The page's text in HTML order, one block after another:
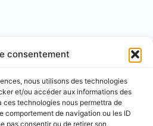
consentement
nous utilisons des technologies
et/ou accéder aux informations des
ces technologies nous permettra de
comportement de navigation ou les ID
pas consentir ou de retirer son